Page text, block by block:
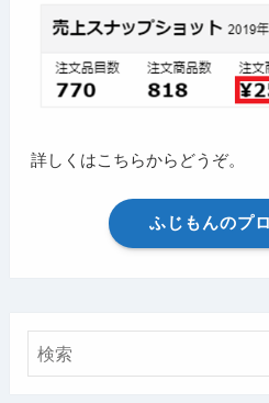
詳しくはこちらからどうぞ。
ふじもんのプ